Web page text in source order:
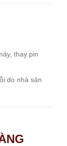
thay pin
do nhà sản